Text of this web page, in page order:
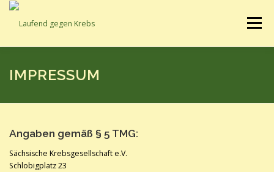
Zum
springen
Menü
AKTUELLES SCHIRMHERRSCHAFT
TEILNEHMEN
IMPRESSUM
Angaben gemäß § 5 TMG:
Sächsische Krebsgesellschaft e.V.
Schlobigplatz 23